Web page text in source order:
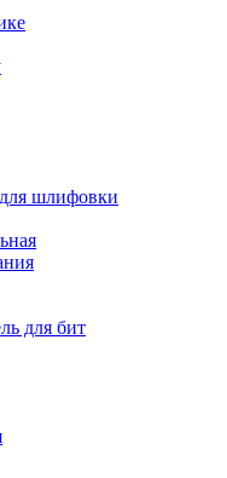
шлифовки
для бит